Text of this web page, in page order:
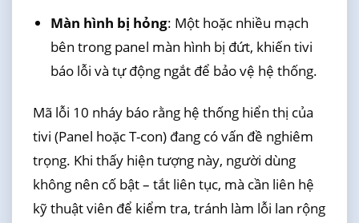
Màn hình bị hỏng: Một hoặc nhiều mạch
bên trong panel màn hình bị đứt, khiến tivi
báo lỗi và tự động ngắt để bảo vệ hệ thống.
Mã lỗi 10 nháy báo rằng hệ thống hiển thị của
tivi (Panel hoặc T-con) đang có vấn đề nghiêm
trọng. Khi thấy hiện tượng này, người dùng
không nên cố bật – tắt liên tục, mà cần liên hệ
kỹ thuật viên để kiểm tra, tránh làm lỗi lan rộng